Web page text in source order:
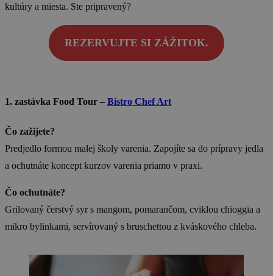
kultúry a miesta. Ste pripravený?
REZERVUJTE SI ZÁŽITOK.
1. zastávka Food Tour – Bistro Chef Art
Čo zažijete?
Predjedlo formou malej školy varenia. Zapojíte sa do prípravy jedla
a ochutnáte koncept kurzov varenia priamo v praxi.
Čo ochutnáte?
Grilovaný čerstvý syr s mangom, pomarančom, cviklou chioggia a
mikro bylinkami, servírovaný s bruschettou z kváskového chleba.